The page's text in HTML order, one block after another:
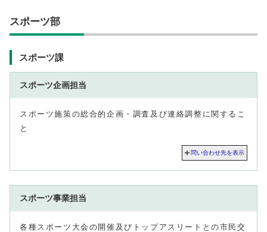
スポーツ部
スポーツ課
スポーツ企画担当
スポーツ施策の総合的企画・調査及び連絡調整に関するこ
と
問い合わせ先を表示
スポーツ事業担当
各種スポーツ大会の開催及びトップアスリートとの市民交